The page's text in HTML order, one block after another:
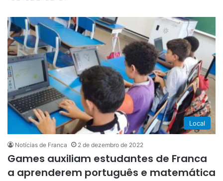
Local
Notícias de Franca 2 de dezembro de 2022
Games auxiliam estudantes de Franca
a aprenderem português e matemática